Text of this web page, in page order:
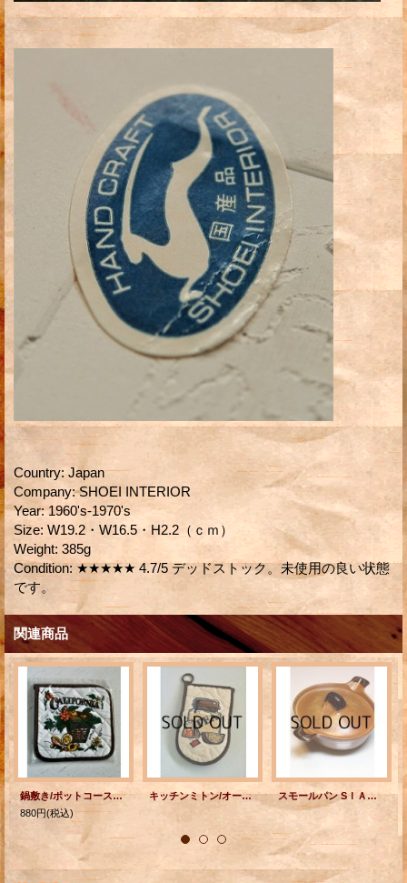
Country: Japan
Company: SHOEI INTERIOR
Year: 1960's-1970's
Size: W19.2・W16.5・H2.2（ｃｍ）
Weight: 385g
Condition: ★★★★★ 4.7/5 デッドストック。未使用の良い状態
です。
関連商品
鍋敷き/ポットコースター/パンコースター CALIFORNIA
880円(税込)
キッチンミトン/オーブンミトン/鍋掴み TEA スモールパン SＩＡＬ社 ストーンウェア Canada